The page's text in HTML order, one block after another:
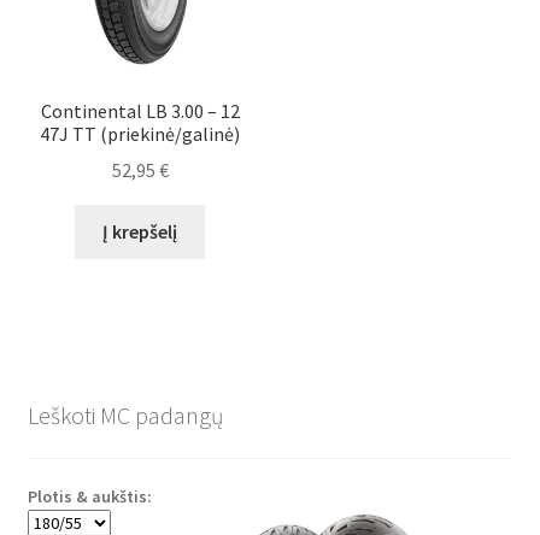
Continental LB 3.00 – 12
47J TT (priekinė/galinė)
52,95 €
Į krepšelį
Leškoti MC padangų
Plotis & aukštis: